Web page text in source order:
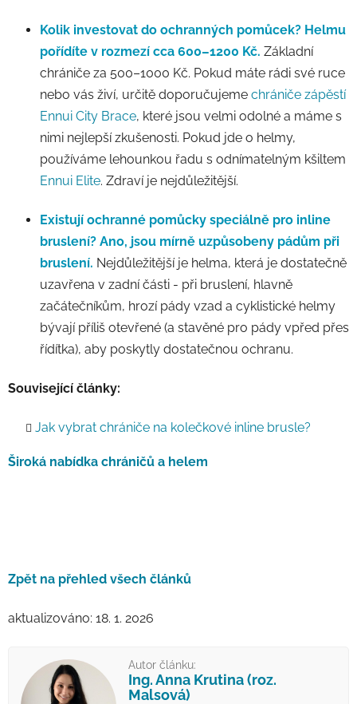
Kolik investovat do ochranných pomůcek? Helmu
pořídíte v rozmezí cca 600–1200 Kč. Základní
chrániče za 500–1000 Kč. Pokud máte rádi své ruce
nebo vás živí, určitě doporučujeme chrániče zápěstí
Ennui City Brace, které jsou velmi odolné a máme s
nimi nejlepší zkušenosti. Pokud jde o helmy,
používáme lehounkou řadu s odnímatelným kšiltem
Ennui Elite. Zdraví je nejdůležitější.
Existují ochranné pomůcky speciálně pro inline
bruslení? Ano, jsou mírně uzpůsobeny pádům při
bruslení. Nejdůležitější je helma, která je dostatečně
uzavřena v zadní části - při bruslení, hlavně
začátečníkům, hrozí pády vzad a cyklistické helmy
bývají příliš otevřené (a stavěné pro pády vpřed přes
řídítka), aby poskytly dostatečnou ochranu.
Související články:
Jak vybrat chrániče na kolečkové inline brusle?
Široká nabídka chráničů a helem
Zpět na přehled všech článků
aktualizováno: 18. 1. 2026
Autor článku:
Ing. Anna Krutina (roz.
Malsová)